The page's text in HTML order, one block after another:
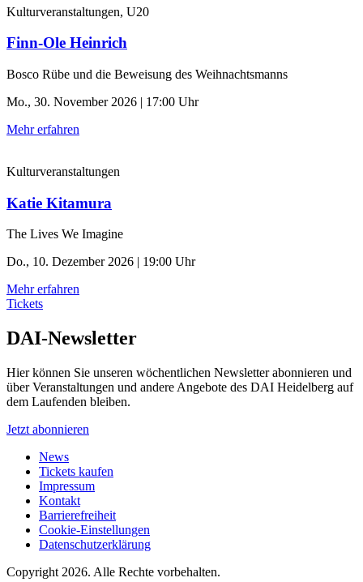
Kulturveranstaltungen, U20
Finn-Ole Heinrich
Bosco Rübe und die Beweisung des Weihnachtsmanns
Mo., 30. November 2026 | 17:00 Uhr
Mehr erfahren
Kulturveranstaltungen
Katie Kitamura
The Lives We Imagine
Do., 10. Dezember 2026 | 19:00 Uhr
Mehr erfahren
Tickets
DAI-Newsletter
Hier können Sie unseren wöchentlichen Newsletter abonnieren und
über Veranstaltungen und andere Angebote des DAI Heidelberg auf
dem Laufenden bleiben.
Jetzt abonnieren
News
Tickets kaufen
Impressum
Kontakt
Barrierefreiheit
Cookie-Einstellungen
Datenschutzerklärung
Copyright 2026. Alle Rechte vorbehalten.